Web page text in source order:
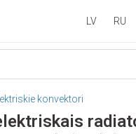
LV RU
konvektori